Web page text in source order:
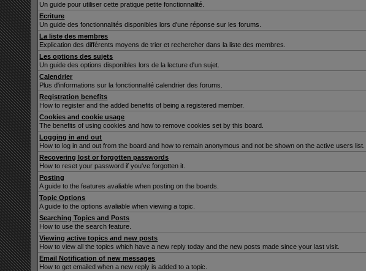
Un guide pour utiliser cette pratique petite fonctionnalité.
Ecriture
Un guide des fonctionnalités disponibles lors d'une réponse sur les forums.
La liste des membres
Explication des différents moyens de trier et rechercher dans la liste des membres.
Les options des sujets
Un guide des options disponibles lors de la lecture d'un sujet.
Calendrier
Plus d'informations sur la fonctionnalité calendrier des forums.
Registration benefits
How to register and the added benefits of being a registered member.
Cookies and cookie usage
The benefits of using cookies and how to remove cookies set by this board.
Logging in and out
How to log in and out from the board and how to remain anonymous and not be shown on the active users list.
Recovering lost or forgotten passwords
How to reset your password if you've forgotten it.
Posting
A guide to the features avaliable when posting on the boards.
Topic Options
A guide to the options avaliable when viewing a topic.
Searching Topics and Posts
How to use the search feature.
Viewing active topics and new posts
How to view all the topics which have a new reply today and the new posts made since your last visit.
Email Notification of new messages
How to get emailed when a new reply is added to a topic.